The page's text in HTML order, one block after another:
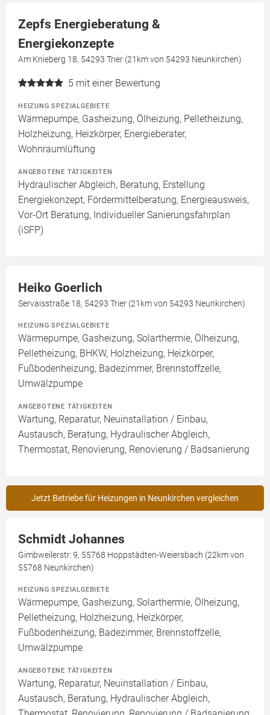
Zepfs Energieberatung &
Energiekonzepte
Am Knieberg 18, 54293 Trier (21km von 54293 Neunkirchen)
5 mit einer Bewertung
HEIZUNG SPEZIALGEBIETE
Wärmepumpe, Gasheizung, Ölheizung, Pelletheizung,
Holzheizung, Heizkörper, Energieberater,
Wohnraumlüftung
ANGEBOTENE TÄTIGKEITEN
Hydraulischer Abgleich, Beratung, Erstellung
Energiekonzept, Fördermittelberatung, Energieausweis,
Vor-Ort Beratung, Individueller Sanierungsfahrplan
(iSFP)
Heiko Goerlich
Servaisstraße 18, 54293 Trier (21km von 54293 Neunkirchen)
HEIZUNG SPEZIALGEBIETE
Wärmepumpe, Gasheizung, Solarthermie, Ölheizung,
Pelletheizung, BHKW, Holzheizung, Heizkörper,
Fußbodenheizung, Badezimmer, Brennstoffzelle,
Umwälzpumpe
ANGEBOTENE TÄTIGKEITEN
Wartung, Reparatur, Neuinstallation / Einbau,
Austausch, Beratung, Hydraulischer Abgleich,
Thermostat, Renovierung, Renovierung / Badsanierung
Jetzt Betriebe für Heizungen in Neunkirchen vergleichen
Schmidt Johannes
Gimbweilerstr. 9, 55768 Hoppstädten-Weiersbach (22km von
55768 Neunkirchen)
HEIZUNG SPEZIALGEBIETE
Wärmepumpe, Gasheizung, Solarthermie, Ölheizung,
Pelletheizung, Holzheizung, Heizkörper,
Fußbodenheizung, Badezimmer, Brennstoffzelle,
Umwälzpumpe
ANGEBOTENE TÄTIGKEITEN
Wartung, Reparatur, Neuinstallation / Einbau,
Austausch, Beratung, Hydraulischer Abgleich,